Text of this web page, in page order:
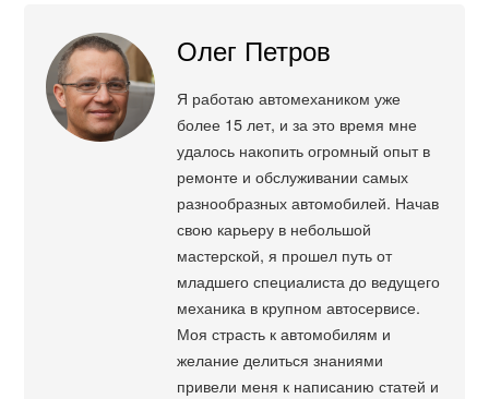
Олег Петров
Я работаю автомехаником уже
более 15 лет, и за это время мне
удалось накопить огромный опыт в
ремонте и обслуживании самых
разнообразных автомобилей. Начав
свою карьеру в небольшой
мастерской, я прошел путь от
младшего специалиста до ведущего
механика в крупном автосервисе.
Моя страсть к автомобилям и
желание делиться знаниями
привели меня к написанию статей и